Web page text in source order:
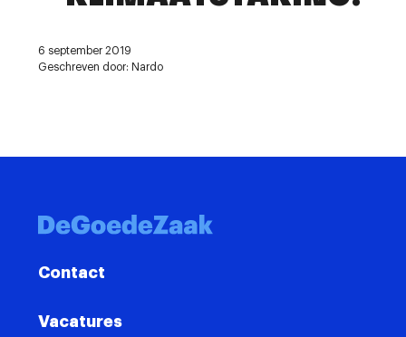
6 september 2019
Geschreven door: Nardo
Contact
Vacatures